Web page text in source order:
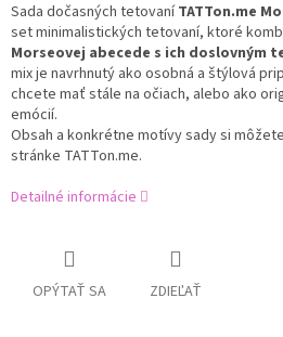
Sada dočasných tetovaníTATTon.me
set minimalistických tetovaní, ktoré
Morseovej abecede s ich doslovným
mix je navrhnutý ako osobná a štýlová
chcete mať stále na očiach, alebo ako
emócií.
Obsah a konkrétne motívy sady si
stránke TATTon.me.
Detailné informácie
OPÝTAŤ SA ZDIEĽAŤ